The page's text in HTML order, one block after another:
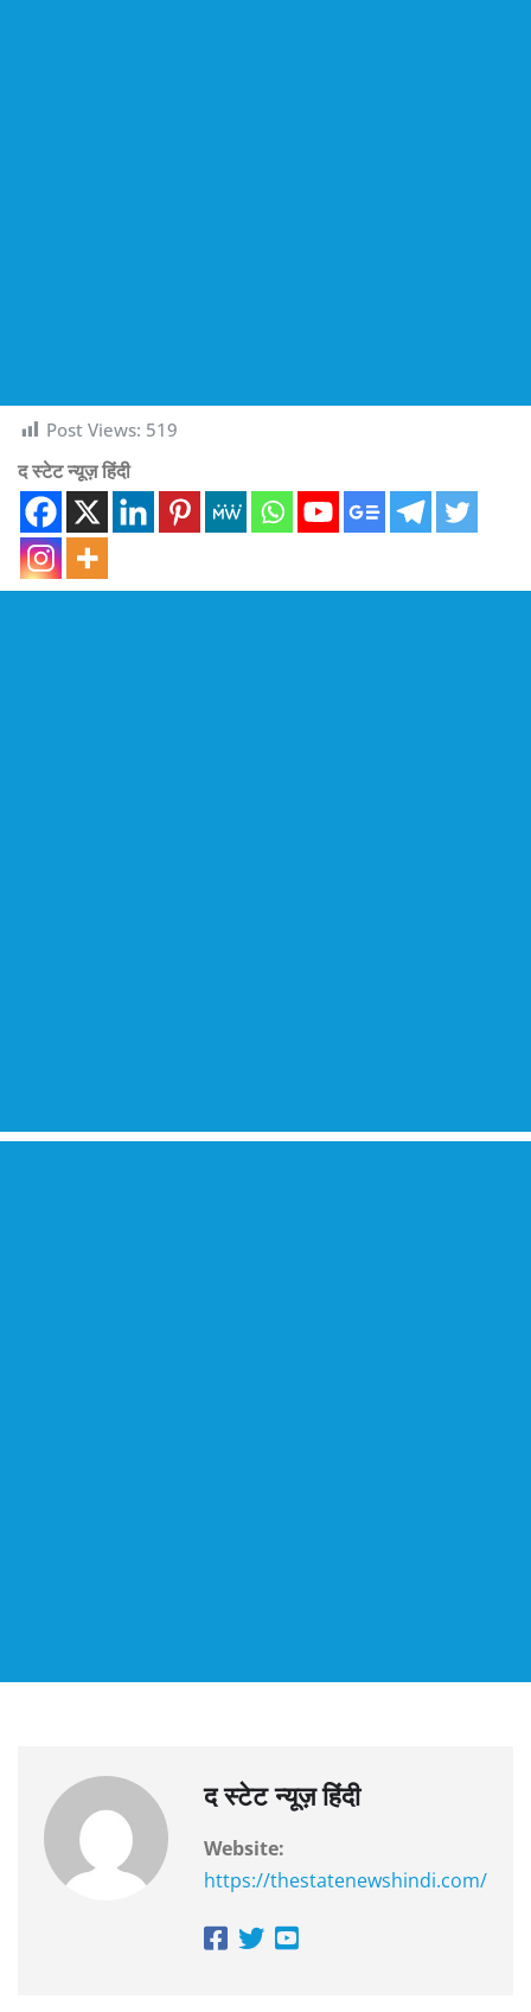
Post Views: 519
द स्टेट न्यूज़ हिंदी
द स्टेट न्यूज़ हिंदी
Website:
https://thestatenewshindi.com/